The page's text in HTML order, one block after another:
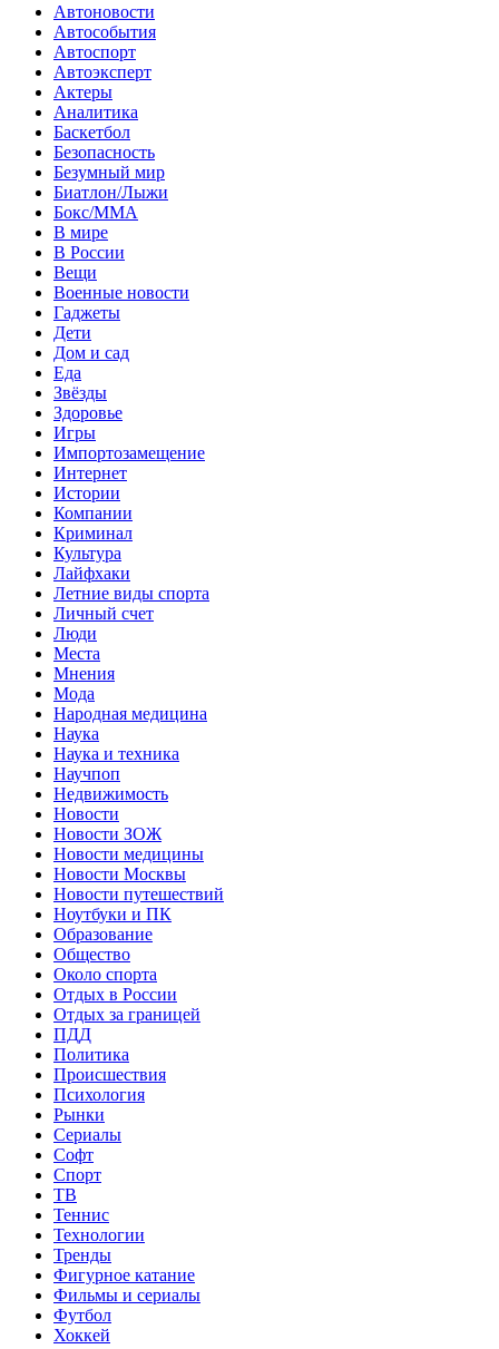
Автоновости
Автособытия
Автоспорт
Автоэксперт
Актеры
Аналитика
Баскетбол
Безопасность
Безумный мир
Биатлон/Лыжи
Бокс/MMA
В мире
В России
Вещи
Военные новости
Гаджеты
Дети
Дом и сад
Еда
Звёзды
Здоровье
Игры
Импортозамещение
Интернет
Истории
Компании
Криминал
Культура
Лайфхаки
Летние виды спорта
Личный счет
Люди
Места
Мнения
Мода
Народная медицина
Наука
Наука и техника
Научпоп
Недвижимость
Новости
Новости ЗОЖ
Новости медицины
Новости Москвы
Новости путешествий
Ноутбуки и ПК
Образование
Общество
Около спорта
Отдых в России
Отдых за границей
ПДД
Политика
Происшествия
Психология
Рынки
Сериалы
Софт
Спорт
ТВ
Теннис
Технологии
Тренды
Фигурное катание
Фильмы и сериалы
Футбол
Хоккей